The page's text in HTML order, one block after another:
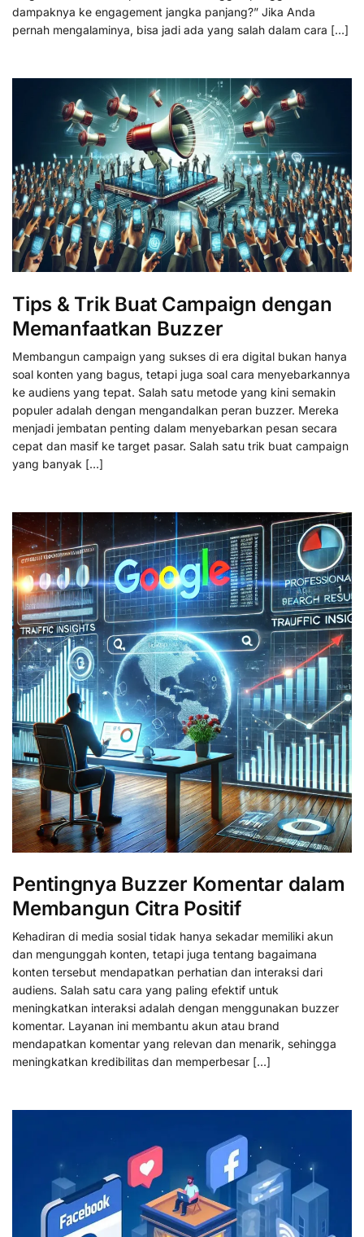
dampaknya ke engagement jangka panjang?” Jika Anda
pernah mengalaminya, bisa jadi ada yang salah dalam cara […]
Tips & Trik Buat Campaign dengan
Memanfaatkan Buzzer
Membangun campaign yang sukses di era digital bukan hanya
soal konten yang bagus, tetapi juga soal cara menyebarkannya
ke audiens yang tepat. Salah satu metode yang kini semakin
populer adalah dengan mengandalkan peran buzzer. Mereka
menjadi jembatan penting dalam menyebarkan pesan secara
cepat dan masif ke target pasar. Salah satu trik buat campaign
yang banyak […]
Pentingnya Buzzer Komentar dalam
Membangun Citra Positif
Kehadiran di media sosial tidak hanya sekadar memiliki akun
dan mengunggah konten, tetapi juga tentang bagaimana
konten tersebut mendapatkan perhatian dan interaksi dari
audiens. Salah satu cara yang paling efektif untuk
meningkatkan interaksi adalah dengan menggunakan buzzer
komentar. Layanan ini membantu akun atau brand
mendapatkan komentar yang relevan dan menarik, sehingga
meningkatkan kredibilitas dan memperbesar […]